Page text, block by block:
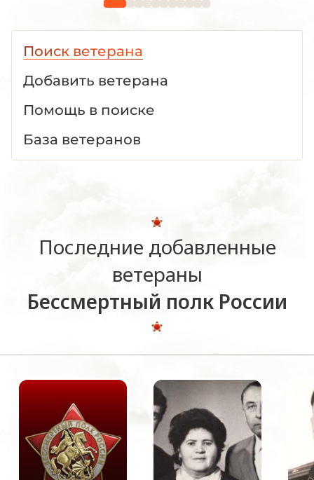
Поиск ветерана
Добавить ветерана
Помощь в поиске
База ветеранов
Последние добавленные
ветераны
Бессмертный полк России